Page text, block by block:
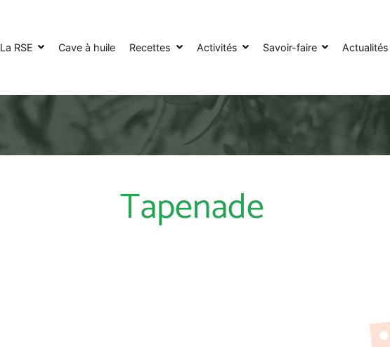
La RSE Cave à huile Recettes Activités Savoir-faire Actualités
Tapenade